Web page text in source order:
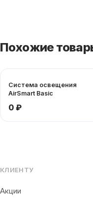
Похожие
Система освещения
AirSmart Basic
0 ₽
КЛИЕНТУ
Акции